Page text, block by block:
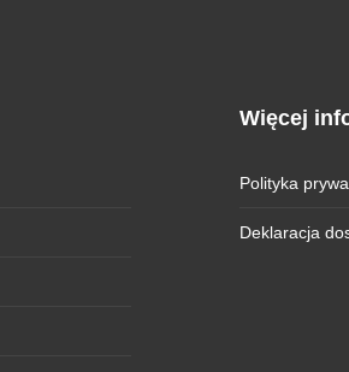
Więcej
Polityka
Deklaracja